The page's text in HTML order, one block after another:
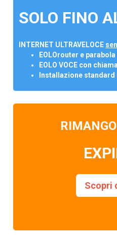
SOLO FINO
INTERNET ULTRAVELOCE
EOLOrouter e parabola
EOLO VOCE con
Installazione
Scopri